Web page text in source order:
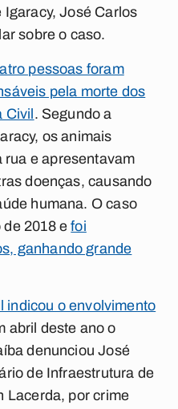
José Carlos
sobre o caso.
pessoas foram
pela morte dos
Civil . Segundo a
os animais
rua e apresentavam
doenças, causando
humana. O caso
de 2018 efoi
ganhando grande
indicou o envolvimento
abril deste ano o
denunciou José
de Infraestrutura de
Lacerda, por crime